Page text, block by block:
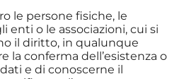
le persone fisiche, le
enti o le associazioni, cui si
il diritto, in qualunque
la conferma dell’esistenza o
e di conoscerne il